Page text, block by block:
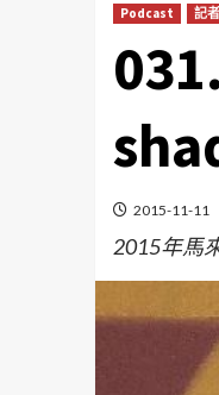
Podcast 記
2015-11-11
2015年馬